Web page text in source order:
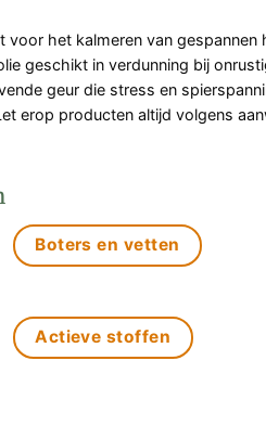
het kalmeren van
geschikt in verdunning bij
geur die stress en
erop producten altijd volgens
Boters en vetten
Actieve stoffen